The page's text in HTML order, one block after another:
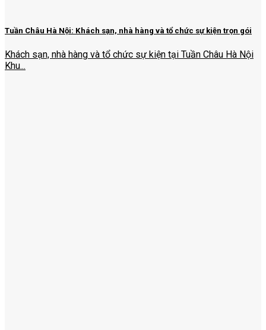
Tuần Châu Hà Nội: Khách sạn, nhà hàng và tổ chức sự kiện trọn gói
Khách sạn, nhà hàng và tổ chức sự kiện tại Tuần Châu Hà Nội
Khu...